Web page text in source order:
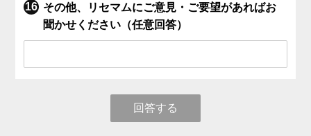
その他、リセマムにご意見・ご要望があればお
聞かせください（任意回答）
回答する